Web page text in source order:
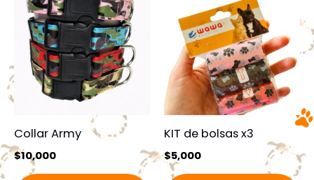
Collar Army
$10,000
KIT de bolsas x3
$5,000